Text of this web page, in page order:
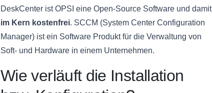
DeskCenter ist OPSI eine Open-Source Software und damit
im Kern kostenfrei. SCCM (System Center Configuration
Manager) ist ein Software Produkt für die Verwaltung von
Soft- und Hardware in einem Unternehmen.
Wie verläuft die Installation